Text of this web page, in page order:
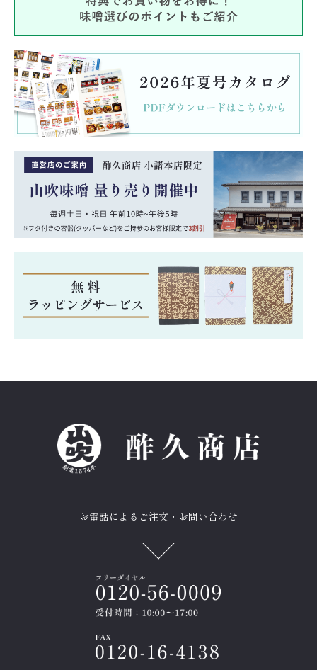
お電話によるご注文・お問い合わせ